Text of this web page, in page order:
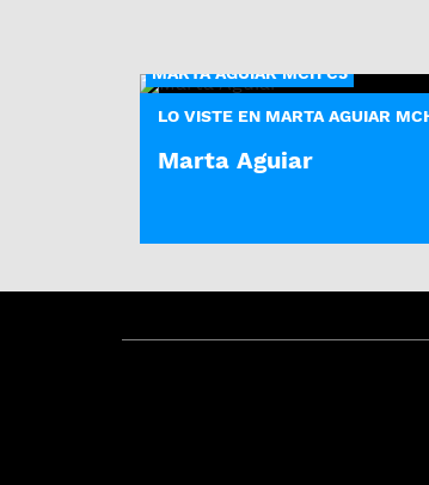
MARTA AGUIAR MCH C3
LO VISTE EN MARTA AGUIAR
Marta Aguiar